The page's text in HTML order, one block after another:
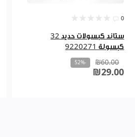
0
ستاند كبسولات حديد 32
كبسولة 9220271
₪60.00
-52%
₪29.00